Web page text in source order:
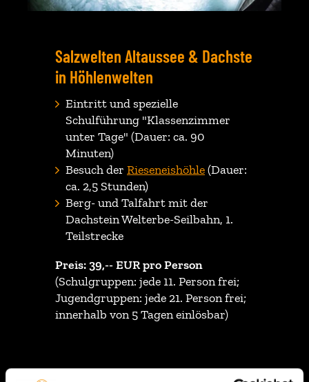
Salzwelten Altaussee & Dachste
in Höhlenwelten
Eintritt und spezielle
Schulführung "Klassenzimmer
unter Tage" (Dauer: ca. 90
Minuten)
Besuch der Rieseneishöhle(Dauer:
ca. 2,5 Stunden)
Berg- und Talfahrt mit der
Dachstein Welterbe-Seilbahn, 1.
Teilstrecke
Preis: 39,-- EUR pro Person
(Schulgruppen: jede 11. Person frei;
Jugendgruppen: jede 21. Person frei;
innerhalb von 5 Tagen einlösbar)